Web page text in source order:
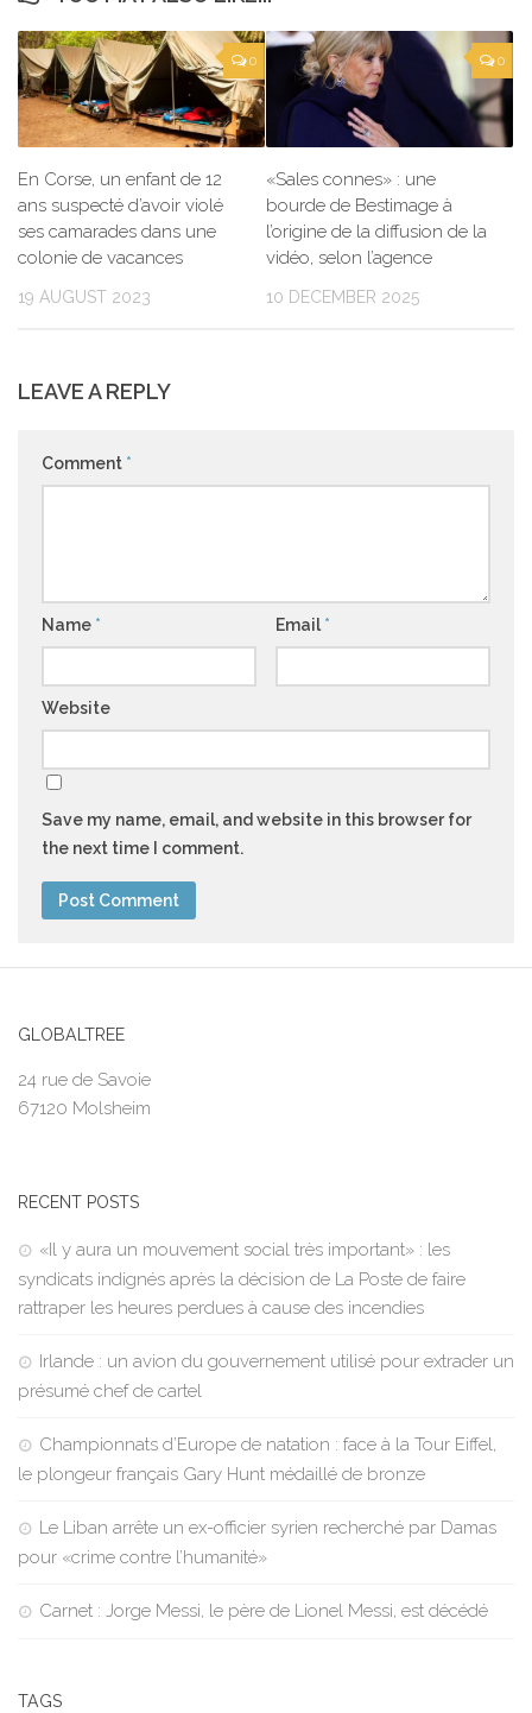
0
En Corse, un enfant de 12
ans suspecté d’avoir violé
ses camarades dans une
colonie de vacances
19 AUGUST 2023
0
«Sales connes» : une
bourde de Bestimage à
l’origine de la diffusion de la
vidéo, selon l’agence
10 DECEMBER 2025
LEAVE A REPLY
Comment *
Name * Email *
Website
Save my name, email, and website in this browser for
the next time I comment.
GLOBALTREE
24 rue de Savoie
67120 Molsheim
RECENT POSTS
«Il y aura un mouvement social très important» : les
syndicats indignés après la décision de La Poste de faire
rattraper les heures perdues à cause des incendies
Irlande : un avion du gouvernement utilisé pour extrader un
présumé chef de cartel
Championnats d’Europe de natation : face à la Tour Eiffel,
le plongeur français Gary Hunt médaillé de bronze
Le Liban arrête un ex-officier syrien recherché par Damas
pour «crime contre l’humanité»
Carnet : Jorge Messi, le père de Lionel Messi, est décédé
TAGS